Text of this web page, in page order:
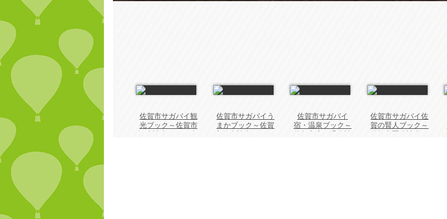
佐賀市サガバイ観
光ブック～佐賀市
佐賀市サガバイう
まかブック～佐賀
佐賀市サガバイ
宿・温泉ブック～
佐賀市サガバイ佐
賀の賢人ブック～